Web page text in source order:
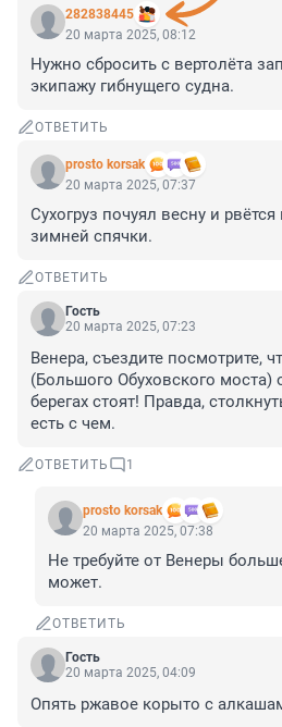
282838445
20 марта 2025, 08:12
Нужно сбросить с вертолёта
экипажу гибнущего судна.
ОТВЕТИТЬ
prosto korsak
20 марта 2025, 07:37
Сухогруз почуял весну и рвётся
зимней спячки.
ОТВЕТИТЬ
Гость
20 марта 2025, 07:23
Венера, съездите посмотрите,
(Большого Обуховского моста)
берегах стоят! Правда,
есть с чем.
ОТВЕТИТЬ 1
prosto korsak
20 марта 2025, 07:38
Не требуйте от Венеры
может.
ОТВЕТИТЬ
Гость
20 марта 2025, 04:09
Опять ржавое корыто с